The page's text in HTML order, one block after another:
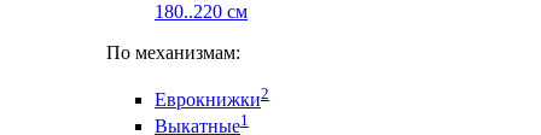
180..220 см
По механизмам:
Еврокнижки2
Выкатные1